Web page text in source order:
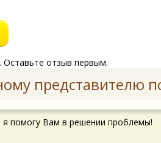
Оставьте отзыв первым.
представителю
я помогу Вам в решении проблемы!